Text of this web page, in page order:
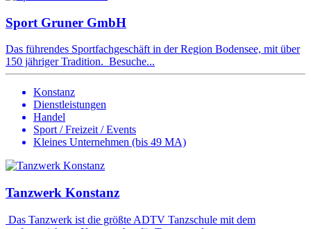
Sport Gruner GmbH
Das führendes Sportfachgeschäft in der Region Bodensee, mit über
150 jähriger Tradition. Besuche...
Konstanz
Dienstleistungen
Handel
Sport / Freizeit / Events
Kleines Unternehmen (bis 49 MA)
Tanzwerk Konstanz
Das Tanzwerk ist die größte ADTV Tanzschule mit dem